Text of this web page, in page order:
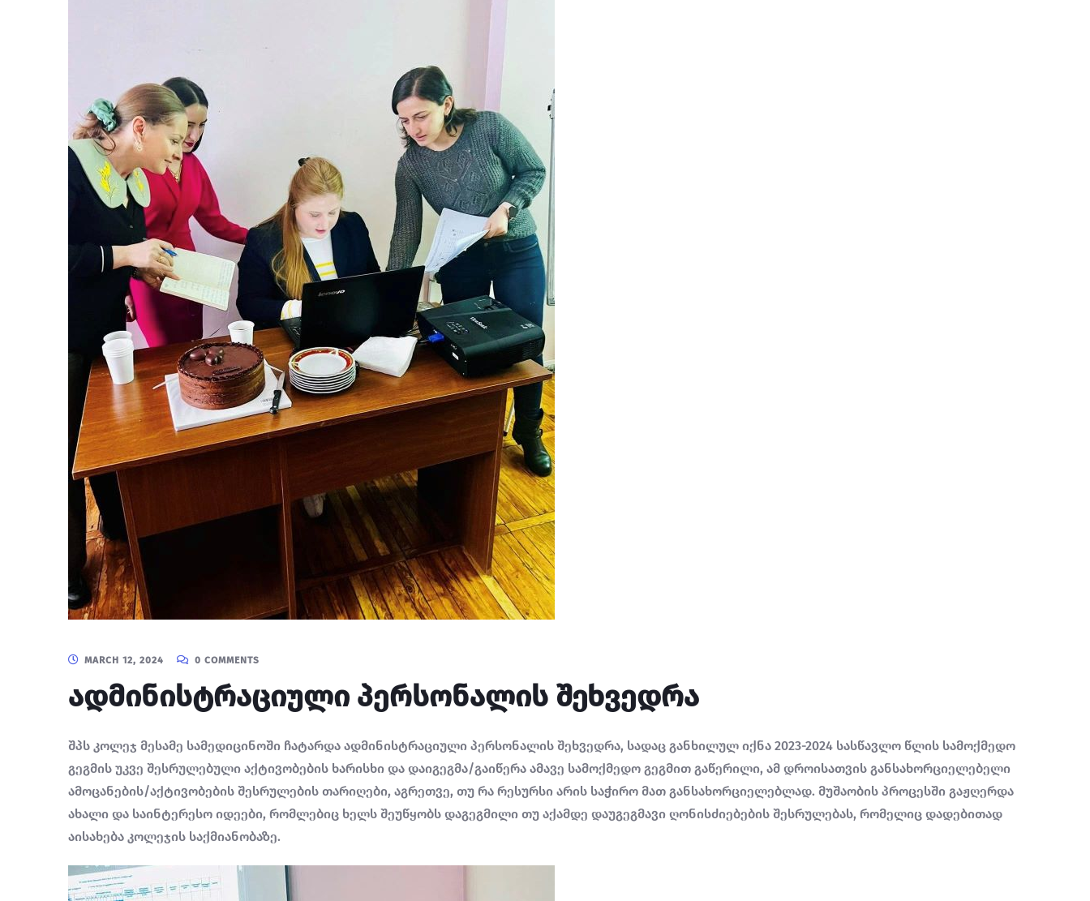
MARCH 12, 2024 0 COMMENTS
ადმინისტრაციული პერსონალის შეხვედრა
შპს კოლეჯ მესამე სამედიცინოში ჩატარდა ადმინისტრაციული პერსონალის შეხვედრა, სადაც განხილულ იქნა 2023-2024 სასწავლო წლის სამოქმედო
გეგმის უკვე შესრულებული აქტივობების ხარისხი და დაიგეგმა/გაიწერა ამავე სამოქმედო გეგმით გაწერილი, ამ დროისათვის განსახორციელებელი
ამოცანების/აქტივობების შესრულების თარიღები, აგრეთვე, თუ რა რესურსი არის საჭირო მათ განსახორციელებლად. მუშაობის პროცესში გაჟღერდა
ახალი და საინტერესო იდეები, რომლებიც ხელს შეუწყობს დაგეგმილი თუ აქამდე დაუგეგმავი ღონისძიებების შესრულებას, რომელიც დადებითად
აისახება კოლეჯის საქმიანობაზე.